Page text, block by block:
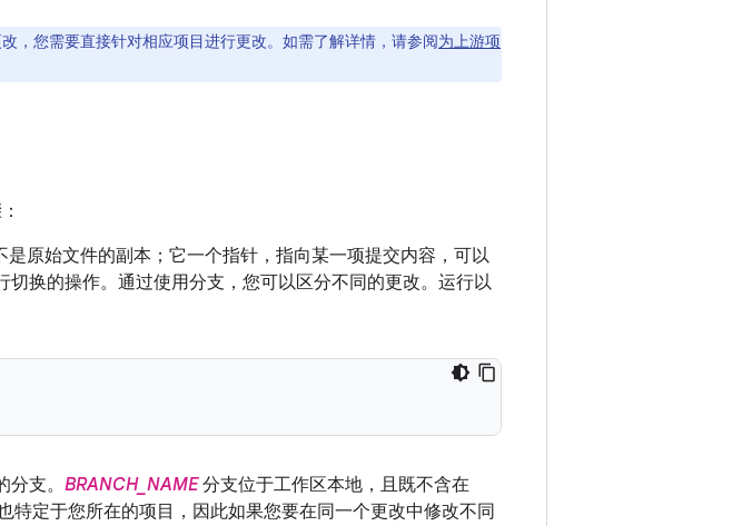
，您需要直接针对相应项目进行更改。如需了解详情，请参阅为上游项
原始文件的副本；它一个指针，指向某一项提交内容，可以
换的操作。通过使用分支，您可以区分不同的更改。运行以
支。 BRANCH_NAME分支位于工作区本地，且既不含在
定于您所在的项目，因此如果您要在同一个更改中修改不同